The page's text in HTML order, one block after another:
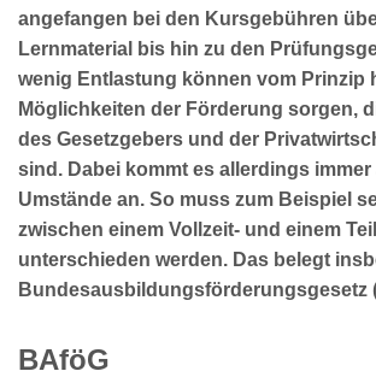
angefangen bei den Kursgebühren
Lernmaterial bis hin zu den
wenig Entlastung können vom Prinzip
Möglichkeiten der Förderung sorgen,
des Gesetzgebers und der
sind. Dabei kommt es allerdings immer
Umstände an. So muss zum Beispiel
zwischen einem Vollzeit- und einem
unterschieden werden. Das belegt
Bundesausbildungsförderungsgesetz
BAföG